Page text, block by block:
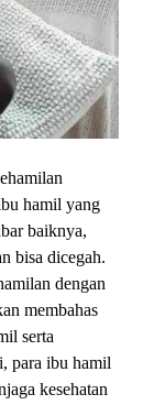
hamil yang
baiknya,
bisa dicegah.
dengan
membahas
serta
para ibu hamil
kesehatan